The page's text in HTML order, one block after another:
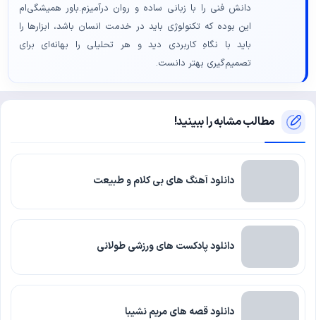
دانش فنی را با زبانی ساده و روان درآمیزم.باور همیشگی‌ام
این بوده که تکنولوژی باید در خدمت انسان باشد، ابزارها را
باید با نگاهِ کاربردی دید و هر تحلیلی را بهانه‌ای برای
تصمیم‌گیری بهتر دانست.
مطالب مشابه را ببینید!
دانلود آهنگ های بی کلام و طبیعت
دانلود پادکست های ورزشی طولانی
دانلود قصه های مریم نشیبا